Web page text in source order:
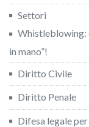
Settori
Whistleblowing:
in mano”!
Diritto Civile
Diritto Penale
Difesa legale